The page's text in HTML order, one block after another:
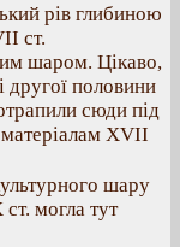
рів глибиною
ст.
шаром. Цікаво,
другої половини
сюди під
ХVІІ
шару
могла тут